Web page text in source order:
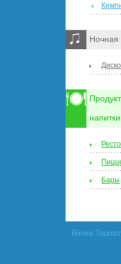
Ночная
напитки
Бары
Rimini